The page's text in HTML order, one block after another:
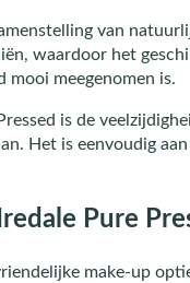
van
waardoor het
mooi meegenomen is.
is de
Het is eenvoudig
Pure
make-up